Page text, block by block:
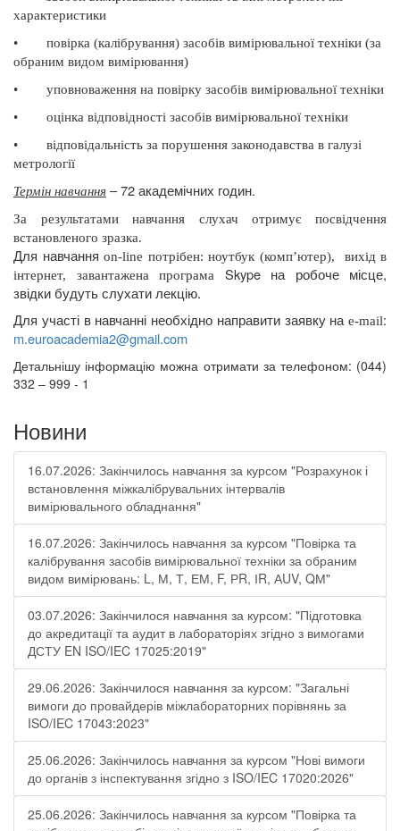
характеристики
•
повірка (калібрування) засобів вимірювальної техніки (за
обраним видом вимірювання)
•
уповноваження на повірку засобів вимірювальної техніки
•
оцінка відповідності засобів вимірювальної техніки
•
відповідальність за порушення законодавства в галузі
метрології
Термін навчання – 72 академічних годин.
За результатами навчання слухач отримує посвідчення
встановленого зразка.
Для навчання on-line потрібен: ноутбук (комп’ютер),
вихід в
інтернет, завантажена програма Skypeна робоче місце,
звідки будуть слухати лекцію.
Для участі в навчанні необхідно направити заявку на e-mail:
m.euroacademia2@gmail.com
Детальнішу інформацію можна отримати за телефоном: (044)
332 – 999 - 1
Новини
16.07.2026: Закінчилось навчання за курсом "Розрахунок і
встановлення міжкалібрувальних інтервалів
вимірювального обладнання"
16.07.2026: Закінчилось навчання за курсом "Повірка та
калібрування засобів вимірювальної техніки за обраним
видом вимірювань: L, М, Т, ЕМ, F, РR, ІR, АUV, QМ"
03.07.2026: Закінчилося навчання за курсом: "Підготовка
до акредитації та аудит в лабораторіях згідно з вимогами
ДСТУ EN ISO/IEC 17025:2019"
29.06.2026: Закінчилося навчання за курсом: "Загальні
вимоги до провайдерів міжлабораторних порівнянь за
ISO/IEC 17043:2023"
25.06.2026: Закінчилось навчання за курсом "Нові вимоги
до органів з інспектування згідно з ISO/IEC 17020:2026"
25.06.2026: Закінчилось навчання за курсом "Повірка та